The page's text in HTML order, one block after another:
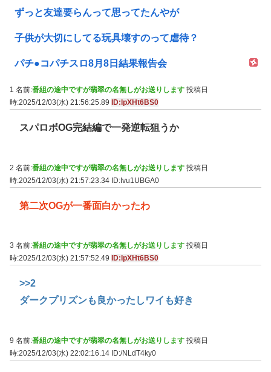
ずっと友達要らんって思ってたんやが
子供が大切にしてる玩具壊すのって虐待？
パチ●コパチスロ8月8日結果報告会
1 名前:番組の途中ですが翡翠の名無しがお送りします 投稿日
時:2025/12/03(水) 21:56:25.89
ID:lpXHt6BS0
スパロボOG完結編で一発逆転狙うか
2 名前:番組の途中ですが翡翠の名無しがお送りします 投稿日
時:2025/12/03(水) 21:57:23.34 ID:Ivu1UBGA0
第二次OGが一番面白かったわ
3 名前:番組の途中ですが翡翠の名無しがお送りします 投稿日
時:2025/12/03(水) 21:57:52.49
ID:lpXHt6BS0
>>2
ダークプリズンも良かったしワイも好き
9 名前:番組の途中ですが翡翠の名無しがお送りします 投稿日
時:2025/12/03(水) 22:02:16.14 ID:/NLdT4ky0